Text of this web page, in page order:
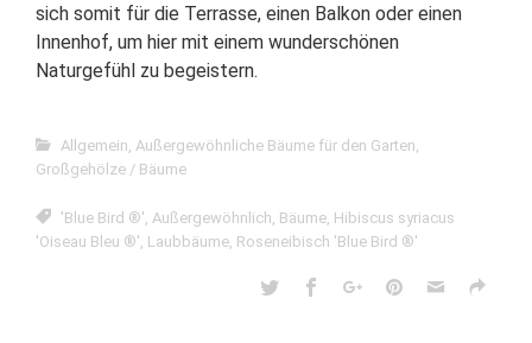
sich somit für die Terrasse, einen Balkon oder einen
Innenhof, um hier mit einem wunderschönen
Naturgefühl zu begeistern.
Allgemein, Außergewöhnliche Bäume für den Garten,
Großgehölze / Bäume
'Blue Bird ®', Außergewöhnlich, Bäume, Hibiscus syriacus
'Oiseau Bleu ®', Laubbäume, Roseneibisch 'Blue Bird ®'